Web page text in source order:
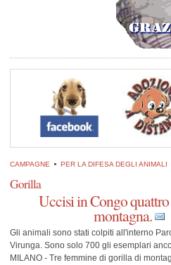
CAMPAGNE PER LA DIFESA DEGLI ANIMALI
Gorilla
Uccisi in Congo
montagna.
Gli animali sono stati colpiti all'interno
Virunga. Sono solo 700 gli esemplari
MILANO - Tre femmine di gorilla di